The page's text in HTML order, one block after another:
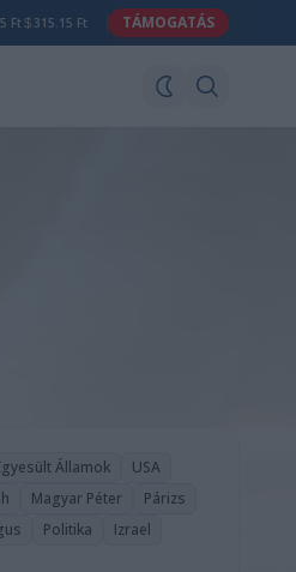
Ft 315.15 Ft TÁMOGATÁS
Államok
USA
Magyar Péter
Párizs
Politika
Izrael